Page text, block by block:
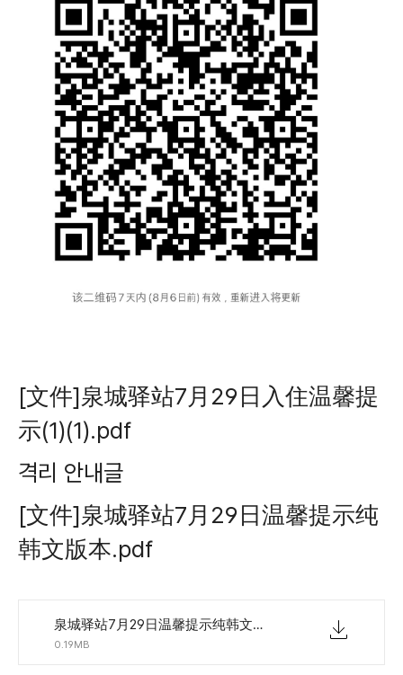
[文件]泉城驿站7月29日入住温馨提
示(1)(1).pdf
격리 안내글
[文件]泉城驿站7月29日温馨提示纯
韩文版本.pdf
泉城驿站7月29日温馨提示纯韩文版本.pdf
0.19MB